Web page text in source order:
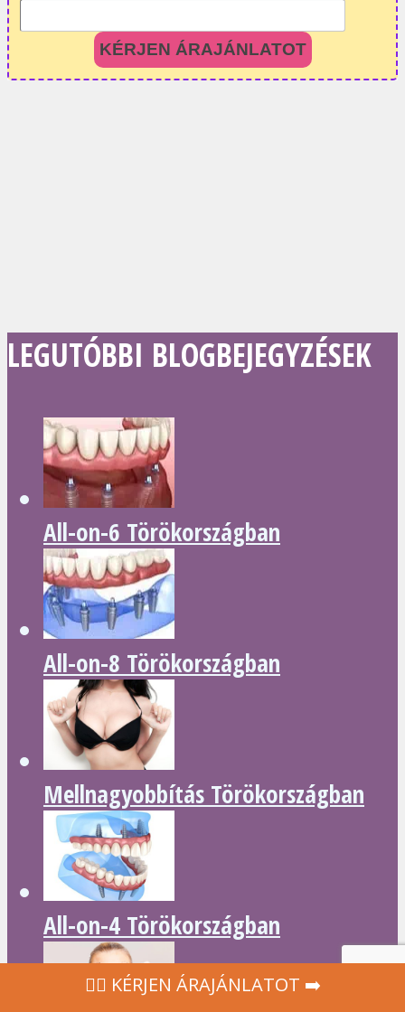
KÉRJEN ÁRAJÁNLATOT
LEGUTÓBBI BLOGBEJEGYZÉSEK
All-on-6 Törökországban
All-on-8 Törökországban
Mellnagyobbítás Törökországban
All-on-4 Törökországban
‍👩‍⚕ KÉRJEN ÁRAJÁNLATOT ➡️